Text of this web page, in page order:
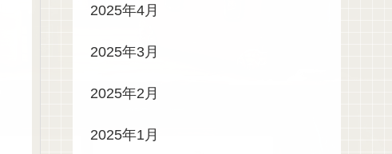
2025年4月
2025年3月
2025年2月
2025年1月